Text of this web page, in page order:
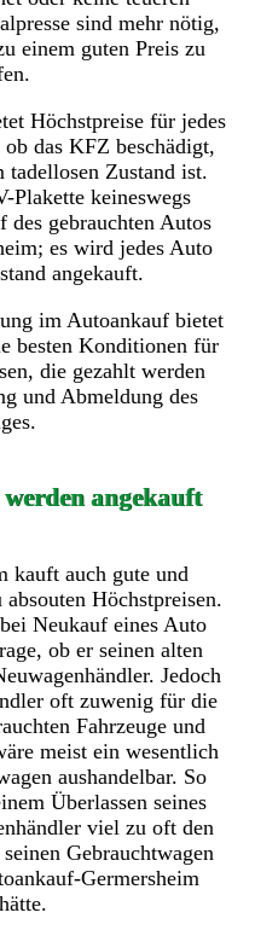
sind mehr nötig,
einem guten Preis zu
Höchstpreise für jedes
das KFZ beschädigt,
Zustand ist.
Plakette keineswegs
gebrauchten Autos
es wird jedes Auto
angekauft.
im Autoankauf bietet
besten Konditionen für
die gezahlt werden
und Abmeldung des
angekauft
kauft auch gute und
Höchstpreisen.
Neukauf eines Auto
ob er seinen alten
Jedoch
oft zuwenig für die
Fahrzeuge und
meist ein wesentlich
aushandelbar. So
Überlassen seines
viel zu oft den
Gebrauchtwagen
Germersheim